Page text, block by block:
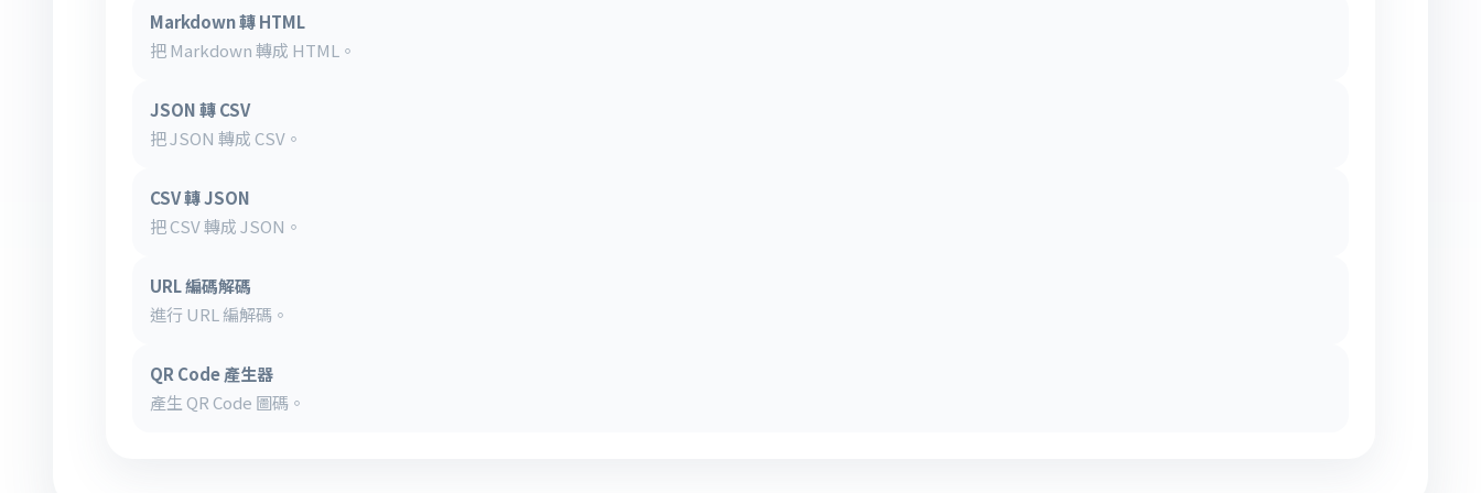
Markdown 轉 HTML
把 Markdown 轉成 HTML。
JSON 轉 CSV
把 JSON 轉成 CSV。
CSV 轉 JSON
把 CSV 轉成 JSON。
URL 編碼解碼
進行 URL 編解碼。
QR Code 產生器
產生 QR Code 圖碼。